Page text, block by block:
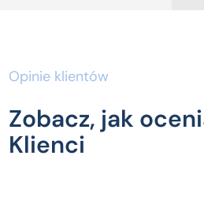
Opinie klientów
Zobacz, jak
Klienci